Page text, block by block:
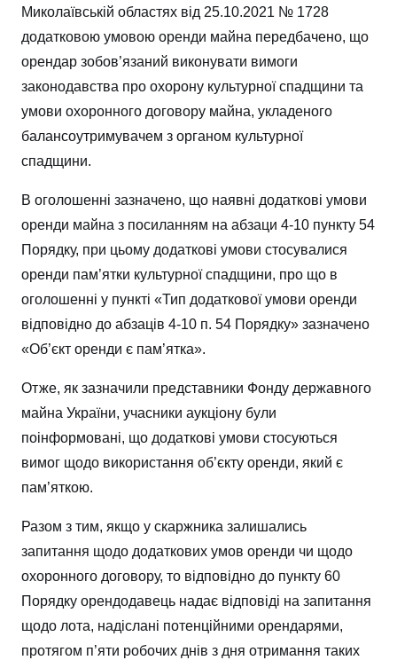
Миколаївській областях від 25.10.2021 № 1728
додатковою умовою оренди майна передбачено, що
орендар зобов’язаний виконувати вимоги
законодавства про охорону культурної спадщини та
умови охоронного договору майна, укладеного
балансоутримувачем з органом культурної
спадщини.
В оголошенні зазначено, що наявні додаткові умови
оренди майна з посиланням на абзаци 4-10 пункту 54
Порядку, при цьому додаткові умови стосувалися
оренди пам’ятки культурної спадщини, про що в
оголошенні у пункті «Тип додаткової умови оренди
відповідно до абзаців 4-10 п. 54 Порядку» зазначено
«Об’єкт оренди є пам’ятка».
Отже, як зазначили представники Фонду державного
майна України, учасники аукціону були
поінформовані, що додаткові умови стосуються
вимог щодо використання об’єкту оренди, який є
пам’яткою.
Разом з тим, якщо у скаржника залишались
запитання щодо додаткових умов оренди чи щодо
охоронного договору, то відповідно до пункту 60
Порядку орендодавець надає відповіді на запитання
щодо лота, надіслані потенційними орендарями,
протягом п’яти робочих днів з дня отримання таких